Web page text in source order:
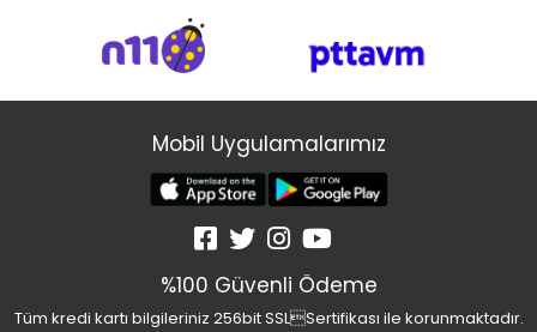
Mobil Uygulamalarımız
%100 Güvenli Ödeme
Tüm kredi kartı bilgileriniz 256bit SSLSertifikası ile korunmaktadır.